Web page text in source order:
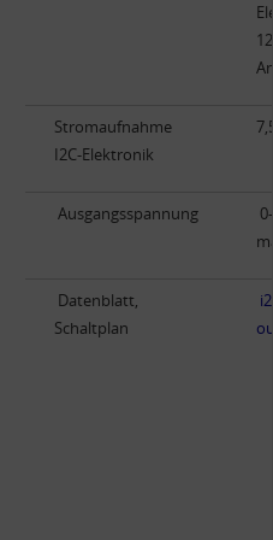
Stromaufnahme
I2C-Elektronik
Ausgangsspannung
Datenblatt,
Schaltplan